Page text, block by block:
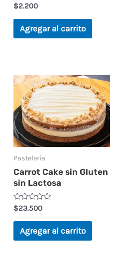
Valorado
en
0
$2.200
Agregar al carrito
Pastelería
Carrot Cake sin Gluten
sin Lactosa
Valorado
en
0
$23.500
Agregar al carrito